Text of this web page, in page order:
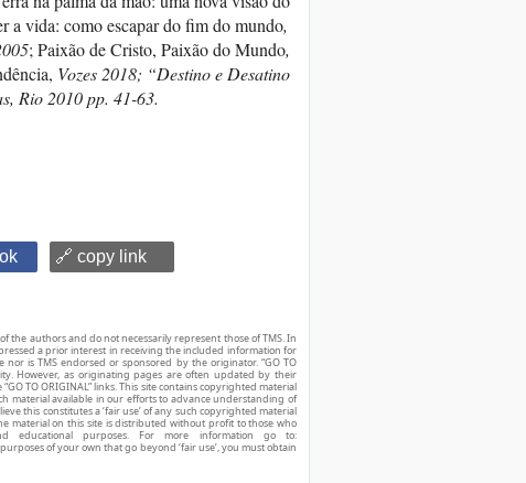
a vida: como escapar do fim do mundo,
; Paixão de Cristo, Paixão do Mundo,
Vozes 2018; “Destino e Desatino
Rio 2010 pp. 41-63.
🔗 copy link
the authors and do not necessarily represent those of TMS. In
a prior interest in receiving the included information for
is TMS endorsed or sponsored by the originator. “GO TO
However, as originating pages are often updated by their
TO ORIGINAL” links. This site contains copyrighted material
material available in our efforts to advance understanding of
this constitutes a ‘fair use’ of any such copyrighted material
material on this site is distributed without profit to those who
purposes. For more information go to:
of your own that go beyond ‘fair use’, you must obtain